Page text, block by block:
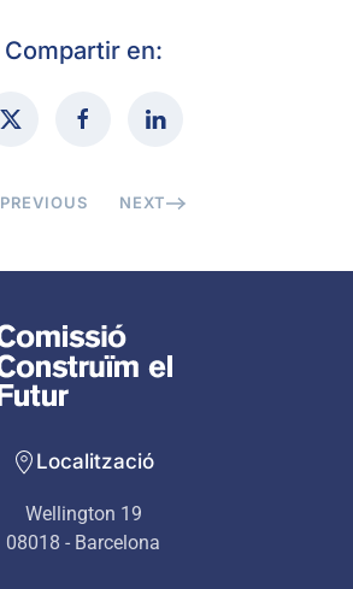
Compartir en:
PREVIOUS NEXT
Localització
Wellington 19
08018 - Barcelona